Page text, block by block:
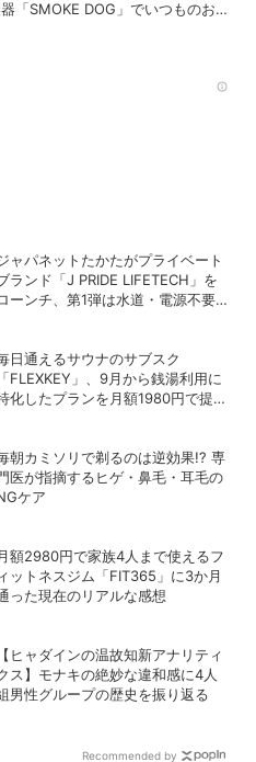
「SMOKE DOG」でいつものお
ャパネットたかたがプライベート
ランド「J PRIDE LIFETECH」を
ーンチ、第1弾は水道・電源不要
日通えるサウナのサブスク
「FLEXKEY」、9月から銭湯利用に
化したプランを月額1980円で提供
朝カミソリで剃るのは逆効果!? 専
医が指摘するヒゲ・鼻毛・耳毛の
ケア
月額2980円で家族4人まで使えるフ
ィットネスジム「FIT365」に3か月
った現在のリアルな感想
【ヒャダインの温故知新アナリティ
ス】モナキの絶妙な違和感に4人
男性グループの歴史を振り返る
Recommended by